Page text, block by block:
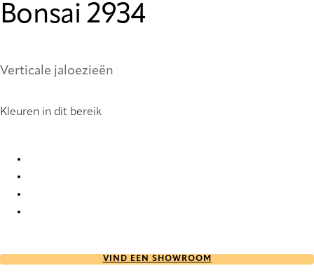
Bonsai 2934
Verticale jaloezieën
Kleuren in dit bereik
VIND EEN SHOWROOM